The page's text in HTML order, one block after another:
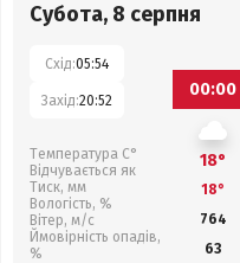
Субота, 8 серпня
Схід:05:54
Захід:20:52
Температура С°
Відчувається як
Тиск, мм
Вологість, %
Вітер, м/с
Ймовірність опадів,
%
00:00
18°
18°
764
63